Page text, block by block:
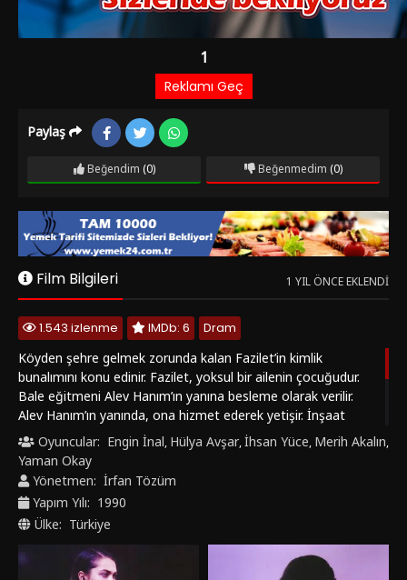
1.543 izlenme IMDb: 6
Köyden şehre gelmek zorunda kalan Fazilet’in kimlik
Bale eğitmeni Alev Hanım’ın yanına besleme olarak verilir.
Alev Hanım’ın yanında, ona hizmet ederek yetişir. İnşaat
işçiliği yapan Aziz ile evlenir. Bir gecekonduda yaşamaya
başlar. Aynı zamanda Alev Hanım’a gündeliğe gitmeye devam
eder. Kendi hayatıyla Alev Hanım’ın hayatını kıyaslayan Fazilet,
durum bir süre sonra gerçek ile hayal arasındaki ayrımı
yitirmesine neden olacaktır.
Oyuncular: Engin İnal,Hülya Avşar,İhsan Yüce,Merih Akalın,
Yaman Okay
Yönetmen: İrfan Tözüm
Yapım Yılı: 1990
Ülke: Türkiye
Bunlara da Bakın